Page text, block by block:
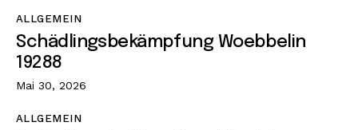
ALLGEMEIN
Schädlingsbekämpfung Woebbelin
19288
Mai 30, 2026
ALLGEMEIN